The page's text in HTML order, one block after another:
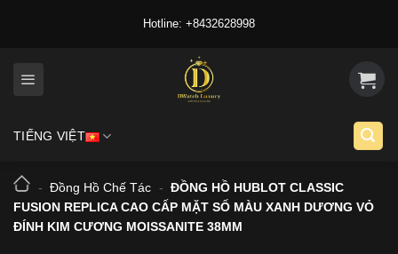
Hotline: +8432628998
TIẾNG VIỆT
- Đồng Hồ Chế Tác - ĐỒNG HỒ HUBLOT CLASSIC
FUSION REPLICA CAO CẤP MẶT SỐ MÀU XANH DƯƠNG VỎ
ĐÍNH KIM CƯƠNG MOISSANITE 38MM